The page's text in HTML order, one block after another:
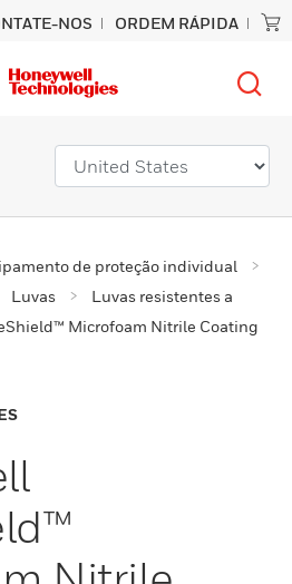
NOS ORDEM RÁPIDA
de proteção individual
Luvas
Luvas resistentes a
Microfoam Nitrile Coating